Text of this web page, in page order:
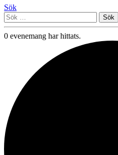
Sök
Sök
efter:
0 evenemang har hittats.